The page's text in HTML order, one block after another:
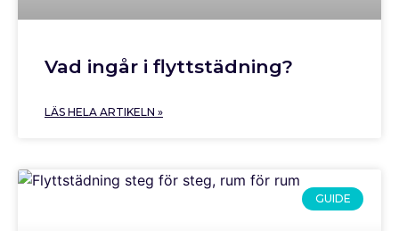
Vad ingår i flyttstädning?
LÄS HELA ARTIKELN »
GUIDE